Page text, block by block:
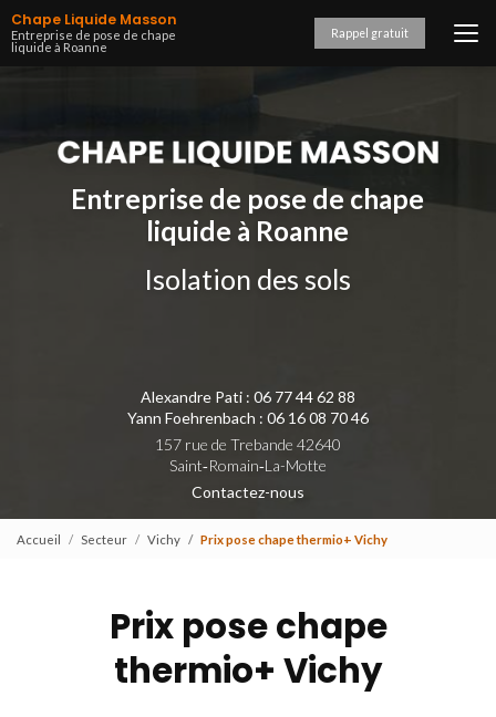
Aller
au
contenu
Chape Liquide Masson
Entreprise de pose de chape
liquide à Roanne
Rappel gratuit
Entreprise de pose de chape
liquide à Roanne
Isolation des sols
Alexandre Pati : 06 77 44 62 88
Yann Foehrenbach : 06 16 08 70 46
157 rue de Trebande 42640
Saint‑Romain‑La-Motte
Contactez-nous
Accueil Secteur Vichy Prix pose chape thermio+ Vichy
Prix pose chape
thermio+ Vichy